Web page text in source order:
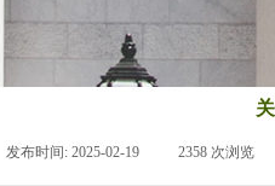
发布时间: 2025-02-19 2358 次浏览